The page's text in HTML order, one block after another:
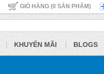
GIỎ HÀNG (0 SẢN PHẨM)
KHUYẾN MÃI BLOGS